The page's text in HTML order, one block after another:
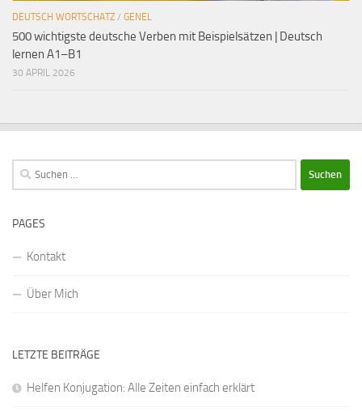
DEUTSCH WORTSCHATZ / GENEL
500 wichtigste deutsche Verben mit Beispielsätzen | Deutsch
lernen A1–B1
30 APRIL 2026
Suchen
nach:
PAGES
Kontakt
Über Mich
LETZTE BEITRÄGE
Helfen Konjugation: Alle Zeiten einfach erklärt